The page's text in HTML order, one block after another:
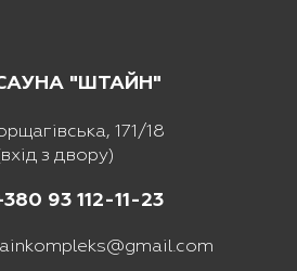
"ШТАЙН"
171/18
з двору)
93 112-11-23